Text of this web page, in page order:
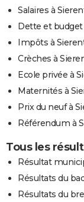
Salaires à
Dette et budget
Impôts à
Crèches à
Ecole privée à
Maternités à
Prix du neuf à
Référendum à
Tous les
Résultat
Résultats du
Résultats du